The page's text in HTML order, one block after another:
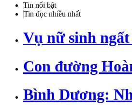
Tin nổi bật
Tin đọc nhiều nhất
Vụ nữ sinh
Con đường
Bình Dương: